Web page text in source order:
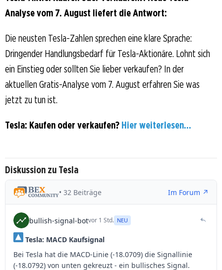
Analyse vom 7. August liefert die Antwort:
Die neusten Tesla-Zahlen sprechen eine klare Sprache:
Dringender Handlungsbedarf für Tesla-Aktionäre. Lohnt sich
ein Einstieg oder sollten Sie lieber verkaufen? In der
aktuellen Gratis-Analyse vom 7. August erfahren Sie was
jetzt zu tun ist.
Tesla: Kaufen oder verkaufen? Hier weiterlesen...
Diskussion zu Tesla